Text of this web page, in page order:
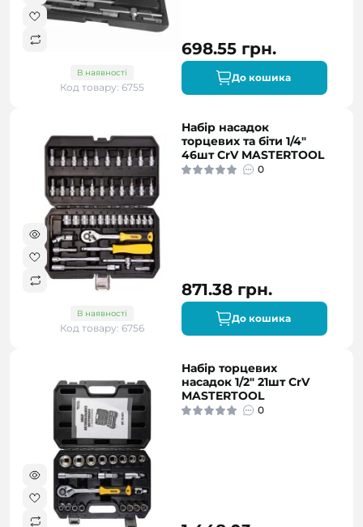
В наявності
Код товару: 6755
698.55 грн.
До кошика
В наявності
Код товару: 6756
Набір насадок
торцевих та біти 1/4"
46шт CrV MASTERTOOL
0
871.38 грн.
До кошика
Набір торцевих
насадок 1/2" 21шт CrV
MASTERTOOL
0